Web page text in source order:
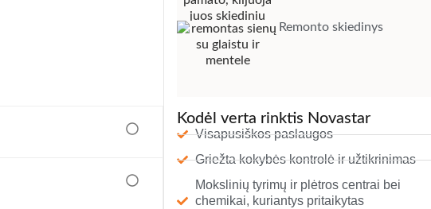
Remonto skiedinys
Kodėl verta rinktis Novastar
Visapusiškos paslaugos
Griežta kokybės kontrolė ir užtikrinimas
Mokslinių tyrimų ir plėtros centrai bei
chemikai, kuriantys pritaikytas